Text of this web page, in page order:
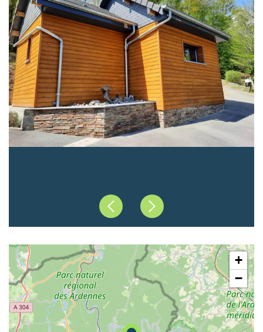
PrécédentSuivant
+
−